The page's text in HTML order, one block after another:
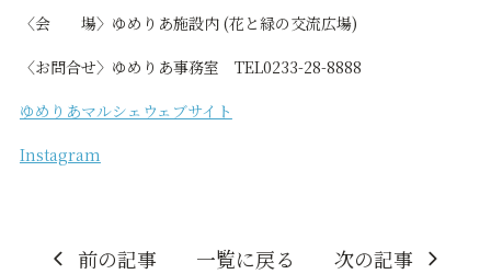
〈会 場〉ゆめりあ施設内 (花と緑の交流広場)
〈お問合せ〉ゆめりあ事務室 TEL0233-28-8888
ゆめりあマルシェウェブサイト
Instagram
前の記事 一覧に戻る 次の記事